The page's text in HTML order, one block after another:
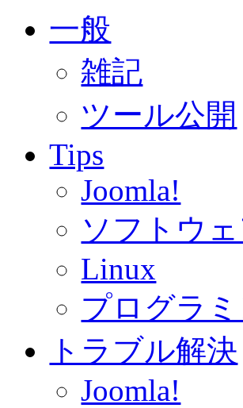
一般
雑記
ツール公開
Tips
Joomla!
ソフトウ
Linux
プログラ
トラブル解決
Joomla!